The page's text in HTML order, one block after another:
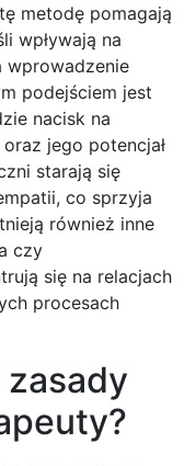
metodę pomagają
wpływają na
wprowadzenie
podejściem jest
nacisk na
jego potencjał
starają się
co sprzyja
również inne
czy
się na relacjach
procesach